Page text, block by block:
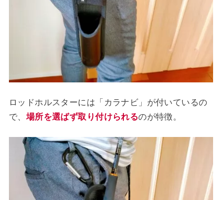
ロッドホルスターには「カラナビ」が付いているの
で、 場所を選ばず取り付けられるのが特徴。